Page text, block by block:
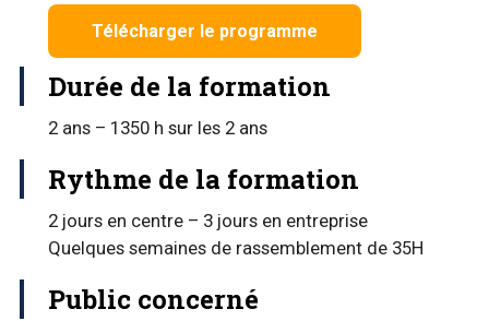
Télécharger le programme
Durée de la formation
2 ans – 1350 h sur les 2 ans
Rythme de la formation
2 jours en centre – 3 jours en entreprise
Quelques semaines de rassemblement de 35H
Public concerné